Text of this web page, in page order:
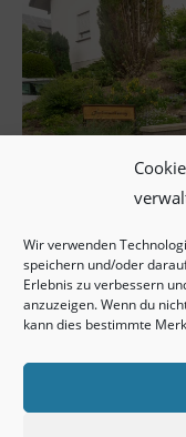
Wir verwenden
speichern und/oder
Erlebnis zu verbessern
anzuzeigen. Wenn du
kann dies bestimmte